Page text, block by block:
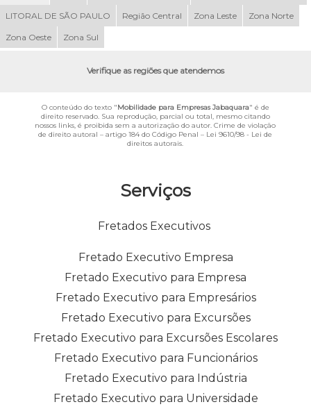
Serviços
Fretados Executivos
Fretado Executivo Empresa
Fretado Executivo para Empresa
Fretado Executivo para Empresários
Fretado Executivo para Excursões
Fretado Executivo para Excursões Escolares
Fretado Executivo para Funcionários
Fretado Executivo para Indústria
Fretado Executivo para Universidade
LITORAL DE SÃO PAULO Região Central Zona Leste Zona Norte
Zona Oeste Zona Sul
Verifique as regiões que atendemos
O conteúdo do texto "Mobilidade para Empresas Jabaquara" é de
direito reservado. Sua reprodução, parcial ou total, mesmo citando
nossos links, é proibida sem a autorização do autor. Crime de violação
de direito autoral – artigo 184 do Código Penal – Lei 9610/98 - Lei de
direitos autorais.